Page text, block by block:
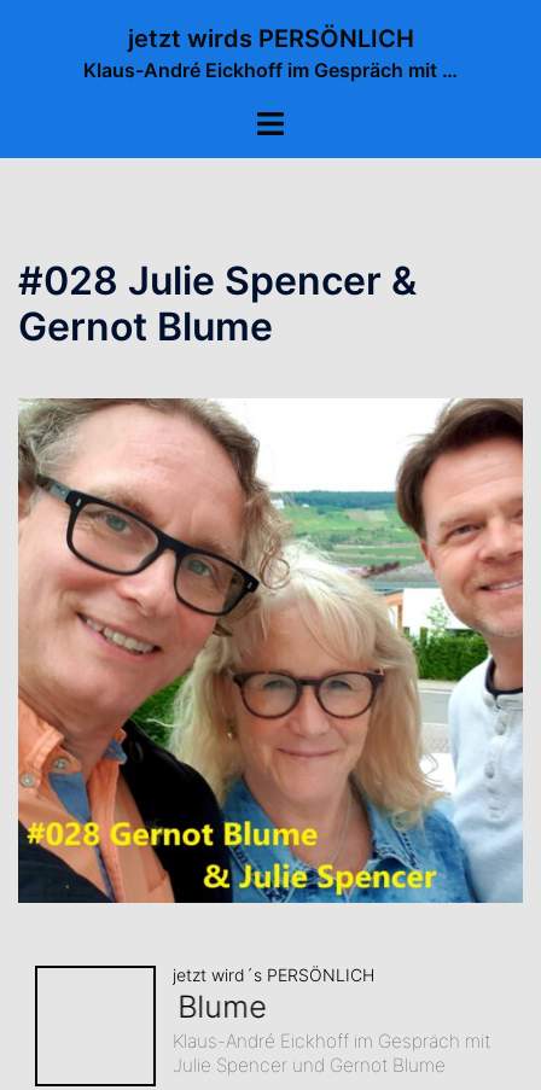
jetzt wirds PERSÖNLICH
Klaus-André Eickhoff im Gespräch mit …
Menü
#028 Julie Spencer &
Gernot Blume